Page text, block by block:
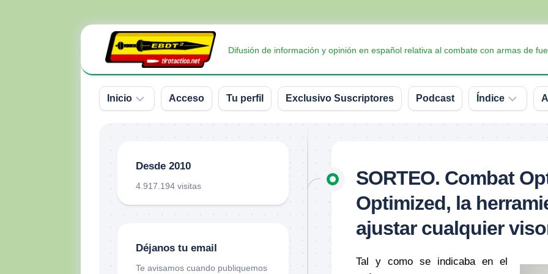
Difusión de información y opinión en español relativa al combate con armas de
Inicio
Donativos
Acceso Tu perfil Exclusivo Suscriptores Podcast Índice
Balística
Conceptos
y
definiciones
SORTEO. Combat
Optimized, la
ajustar cualquier
Tal y como se indicaba en el
Desde 2010
4.917.194 visitas
Déjanos tu email
Te avisamos cuando publiquemos